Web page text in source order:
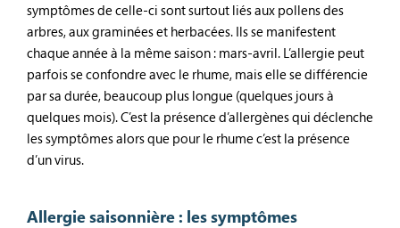
symptômes de celle-ci sont surtout liés aux pollens des
arbres, aux graminées et herbacées. Ils se manifestent
chaque année à la même saison : mars-avril. L’allergie peut
parfois se confondre avec le rhume, mais elle se différencie
par sa durée, beaucoup plus longue (quelques jours à
quelques mois). C’est la présence d’allergènes qui déclenche
les symptômes alors que pour le rhume c’est la présence
d’un virus.
Allergie saisonnière : les symptômes